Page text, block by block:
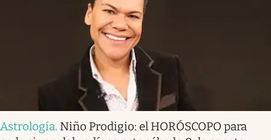
Astrología. Niño Prodigio: el HORÓSCOPO para